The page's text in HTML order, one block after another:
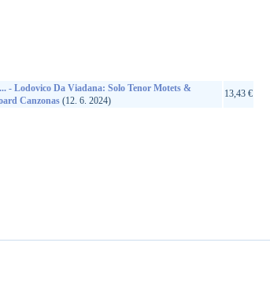
- Lodovico Da Viadana: Solo Tenor Motets &
Canzonas (12. 6. 2024)
13,43 €